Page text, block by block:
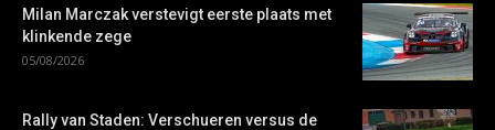
Milan Marczak verstevigt eerste plaats met
klinkende zege
05/08/2026
Rally van Staden: Verschueren versus de